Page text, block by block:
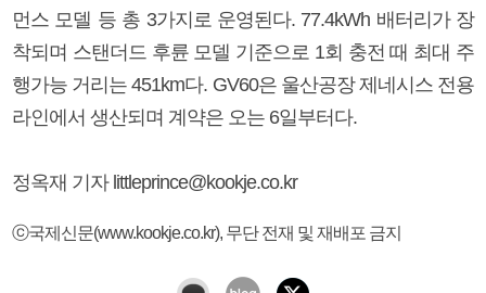
먼스 모델 등 총 3가지로 운영된다. 77.4kWh 배터리가 장
착되며 스탠더드 후륜 모델 기준으로 1회 충전 때 최대 주
행가능 거리는 451km다. GV60은 울산공장 제네시스 전용
라인에서 생산되며 계약은 오는 6일부터다.
정옥재 기자 littleprince@kookje.co.kr
ⓒ국제신문(www.kookje.co.kr), 무단 전재 및 재배포 금지